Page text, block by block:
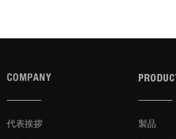
代表挨拶 製品